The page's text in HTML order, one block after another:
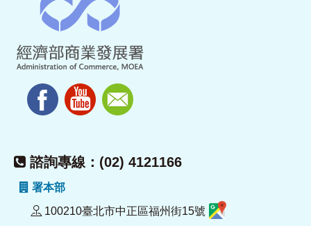
諮詢專線：(02) 4121166
署本部
100210臺北市中正區福州街15號